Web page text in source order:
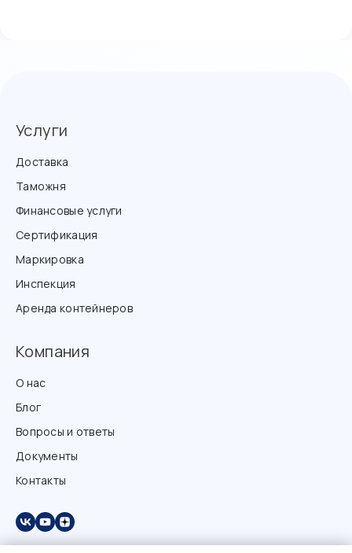
Услуги
Доставка
Таможня
Финансовые услуги
Сертификация
Маркировка
Инспекция
Аренда контейнеров
Компания
О нас
Блог
Вопросы и ответы
Документы
Контакты